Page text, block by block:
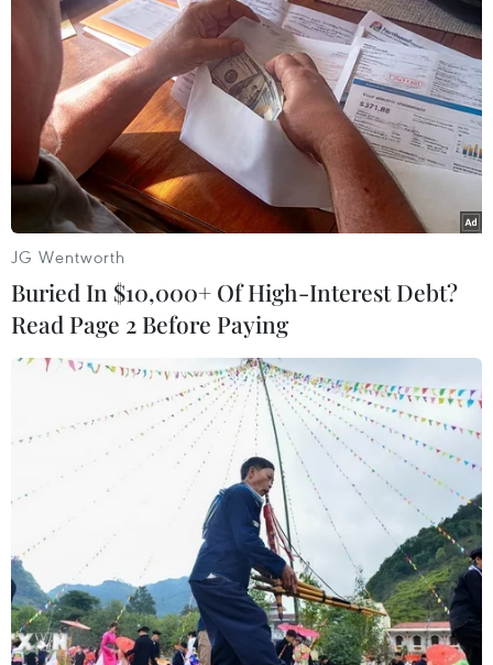
Paris Saint-Germain đã có lần đầu tiên giành được
chức vô địch Champions League sau chiến thắng
lịch sử 5-0 trước Inter Milan ở trận chung kết
tại Allianz Arena.
Chung kết Champions League giữa PSG và Inter Milan tại
Allianz Arena bắt đầu. (Nguồn: Getty Images)
JG Wentworth
Buried In $10,000+ Of High-Interest Debt?
Read Page 2 Before Paying